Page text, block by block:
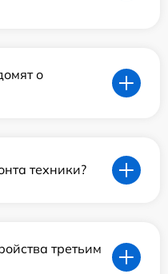
о
техники?
третьим